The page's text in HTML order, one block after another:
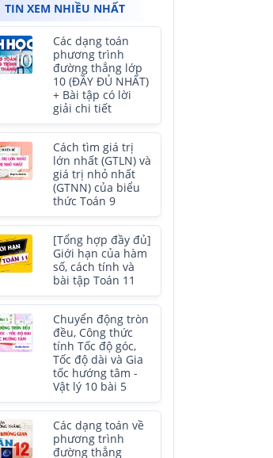
TIN XEM NHIỀU NHẤT
Các dạng toán
phương trình
đường thẳng lớp
10 (ĐẦY ĐỦ NHẤT)
+ Bài tập có lời
giải chi tiết
Cách tìm giá trị
lớn nhất (GTLN) và
giá trị nhỏ nhất
(GTNN) của biểu
thức Toán 9
[Tổng hợp đầy đủ]
Giới hạn của hàm
số, cách tính và
bài tập Toán 11
Chuyển động tròn
đều, Công thức
tính Tốc độ góc,
Tốc độ dài và Gia
tốc hướng tâm -
Vật lý 10 bài 5
Các dạng toán về
phương trình
đường thẳng